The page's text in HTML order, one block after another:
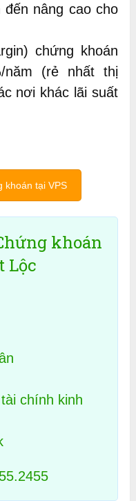
nâng cao cho
chứng khoán
(rẻ nhất thị
nơi khác lãi suất
khoán tại VPS
khoán
Lộc
chính kinh